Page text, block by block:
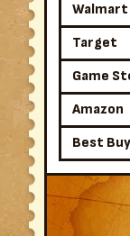
Walmart
Target
Game
Amazon
Best Buy